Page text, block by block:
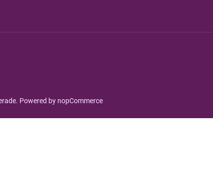
Powered by nopCommerce